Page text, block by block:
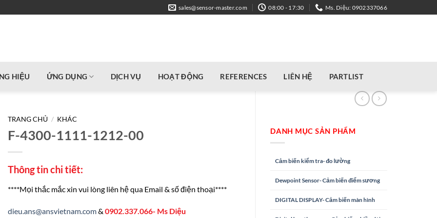
sales@sensor-master.com 08:00 - 17:30 Ms. Diệu: 0902337066
HIỆU ỨNG DỤNG DỊCH VỤ HOẠT ĐỘNG REFERENCES LIÊN HỆ PARTLIST
DANH MỤC SẢN PHẨM
Cảm biến kiểm tra- đo lường
Dewpoint Sensor- Cảm biến điểm sương
DIGITAL DISPLAY- Cảm biến màn hình
TRANG CHỦ / KHÁC
F-4300-1111-1212-00
Thông tin chi tiết:
****Mọi thắc mắc xin vui lòng liên hệ qua Email & số điện thoại****
dieu.ans@ansvietnam.com&0902.337.066- Ms Diệu